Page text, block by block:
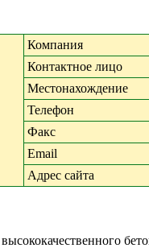
Компания
Контактное лицо
Местонахождение
Телефон
Факс
Email
Адрес сайта